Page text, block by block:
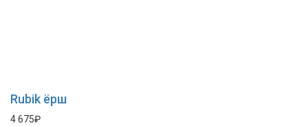
Rubik ёрш
4 675₽